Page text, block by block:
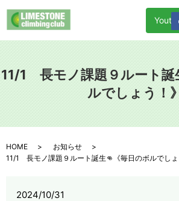
11/1 長モノ課題９ルート誕
ルでしょう！》
HOME
お知らせ
11/1 長モノ課題９ルート誕生👊《毎日のボルでしょ
2024/10/31